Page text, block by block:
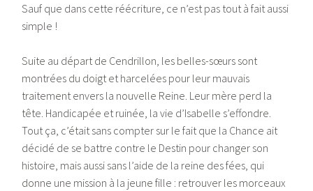
Sauf que dans cette réécriture, ce n’est pas tout à fait aussi
simple !
Suite au départ de Cendrillon, les belles-sœurs sont
montrées du doigt et harcelées pour leur mauvais
traitement envers la nouvelle Reine. Leur mère perd la
tête. Handicapée et ruinée, la vie d’Isabelle s’effondre.
Tout ça, c’était sans compter sur le fait que la Chance ait
décidé de se battre contre le Destin pour changer son
histoire, mais aussi sans l’aide de la reine des fées, qui
donne une mission à la jeune fille : retrouver les morceaux